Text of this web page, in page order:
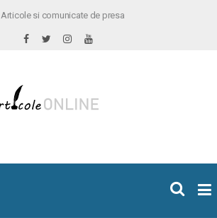
Articole si comunicate de presa